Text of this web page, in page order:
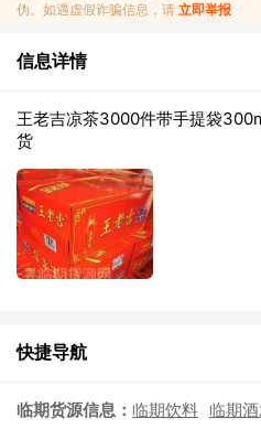
伪。如遇虚假诈骗信息，请 立即举报
信息详情
王老吉凉茶3000件带手提袋
货
快捷导航
临期货源信息： 临期饮料 临期